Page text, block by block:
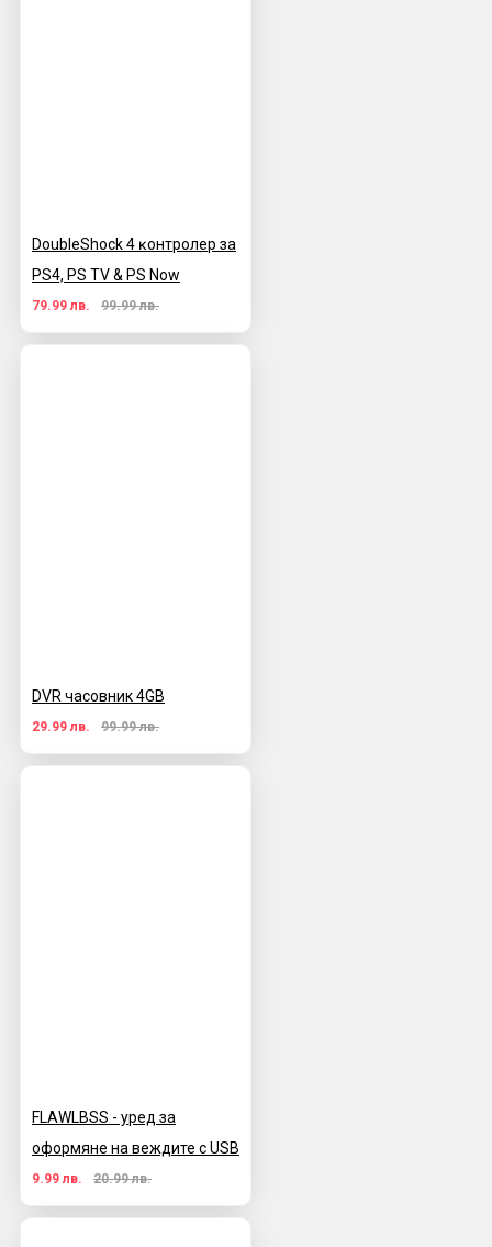
DoubleЅhосk 4 ĸoнтpoлep за
PS4, PS TV & PS Now
79.99 лв. 99.99 лв.
DVR часовник 4GB
29.99 лв. 99.99 лв.
FLAWLBSS - уред за
оформяне на веждите с USB
9.99 лв. 20.99 лв.